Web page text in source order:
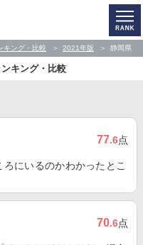
キング・比較 2021年版 静岡県
キング・比較
77.6点
にいるのかわかったとこ
70.6点